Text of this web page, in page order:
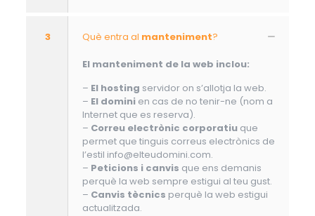
3 Què entra al manteniment?
El manteniment de la web inclou:
– El hosting servidor on s’allotja la web.
– El dominien cas de no tenir-ne (nom a
Internet que es reserva).
– Correu electrònic corporatiuque
permet que tinguis correus electrònics de
l’estil info@elteudomini.com.
– Peticions i canvis que ens demanis
perquè la web sempre estigui al teu gust.
– Canvis tècnics perquè la web estigui
actualitzada.